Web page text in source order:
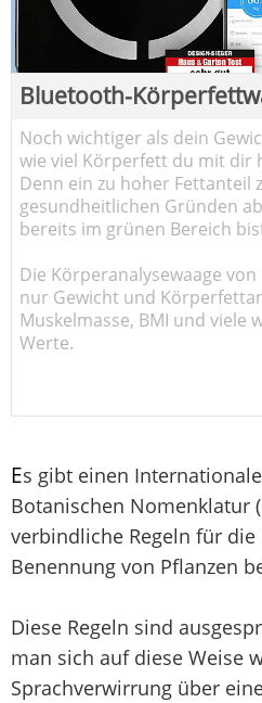
Bluetooth-
Noch wichtiger als dein
wie viel Körperfett du mit dir
Denn ein zu hoher Fettanteil
gesundheitlichen Gründen
bereits im grünen Bereich
Die Körperanalysewaage
nur Gewicht und
Muskelmasse, BMI und viele
Werte.
Es gibt einen
Botanischen Nomenklatur
verbindliche Regeln für
Benennung von Pflanzen
Diese Regeln sind
man sich auf diese Weise
Sprachverwirrung über